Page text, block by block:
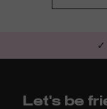
✓
Let's be